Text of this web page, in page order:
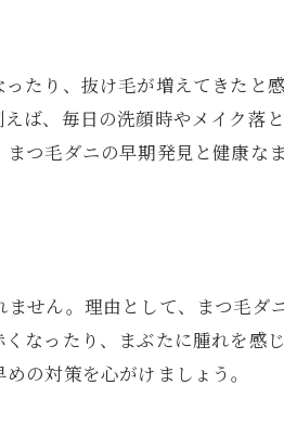
たり、抜け毛が増えてきたと
ば、毎日の洗顔時やメイク落
つ毛ダニの早期発見と健康な
せん。理由として、まつ毛ダ
なったり、まぶたに腫れを感
の対策を心がけましょう。